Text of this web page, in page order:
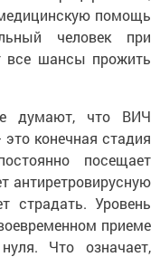
помощь
человек при
все шансы прожить
думают, что ВИЧ
конечная стадия
посещает
антиретровирусную
страдать. Уровень
приеме
Что означает,